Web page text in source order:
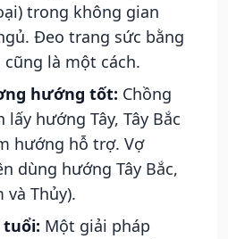
trong không gian
Đeo trang sức bằng
là một cách.
hướng tốt: Chồng
lấy hướng Tây, Tây Bắc
hướng hỗ trợ. Vợ
dùng hướng Tây Bắc,
và Thủy).
tuổi: Một giải pháp